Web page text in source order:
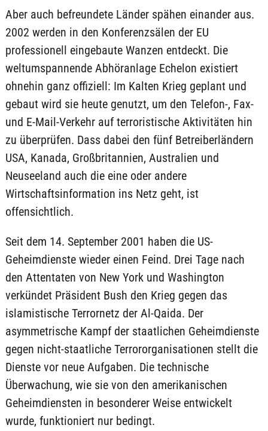
Aber auch befreundete Länder spähen einander aus.
2002 werden in den Konferenzsälen der EU
professionell eingebaute Wanzen entdeckt. Die
weltumspannende Abhöranlage Echelon existiert
ohnehin ganz offiziell: Im Kalten Krieg geplant und
gebaut wird sie heute genutzt, um den Telefon-, Fax-
und E-Mail-Verkehr auf terroristische Aktivitäten hin
zu überprüfen. Dass dabei den fünf Betreiberländern
USA, Kanada, Großbritannien, Australien und
Neuseeland auch die eine oder andere
Wirtschaftsinformation ins Netz geht, ist
offensichtlich.
Seit dem 14. September 2001 haben die US-
Geheimdienste wieder einen Feind. Drei Tage nach
den Attentaten von New York und Washington
verkündet Präsident Bush den Krieg gegen das
islamistische Terrornetz der Al-Qaida. Der
asymmetrische Kampf der staatlichen Geheimdienste
gegen nicht-staatliche Terrororganisationen stellt die
Dienste vor neue Aufgaben. Die technische
Überwachung, wie sie von den amerikanischen
Geheimdiensten in besonderer Weise entwickelt
wurde, funktioniert nur bedingt.